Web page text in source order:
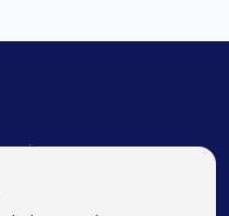
in Huissen
Amsterdam
jou